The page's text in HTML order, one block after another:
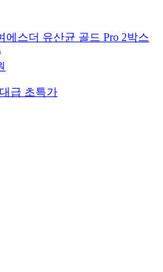
에스더 유산균 골드 Pro 2박스
급 초특가